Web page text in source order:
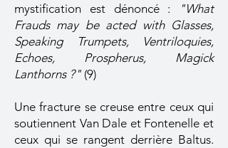
mystification est dénoncé :
"What
Frauds may be acted with Glasses,
Speaking Trumpets, Ventriloquies,
Echoes, Prospherus, Magick
Lanthorns ?" (9)
Une fracture se creuse entre ceux qui
soutiennent Van Dale et Fontenelle et
ceux qui se rangent derrière Baltus.